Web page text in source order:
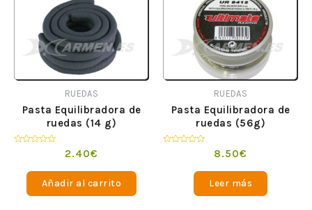
RUEDAS
Pasta Equilibradora de
ruedas (14 g)
2.40€
Añadir al carrito
RUEDAS
Pasta Equilibradora de
ruedas (56g)
8.50€
Leer más